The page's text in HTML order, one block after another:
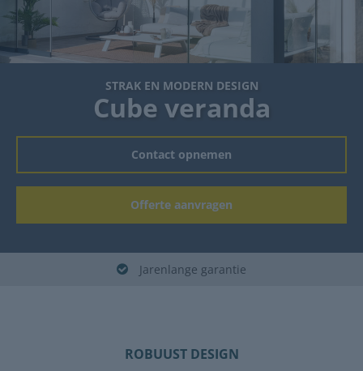
STRAK EN MODERN DESIGN
Cube veranda
Contact opnemen
Offerte aanvragen
Jarenlange garantie
ROBUUST DESIGN